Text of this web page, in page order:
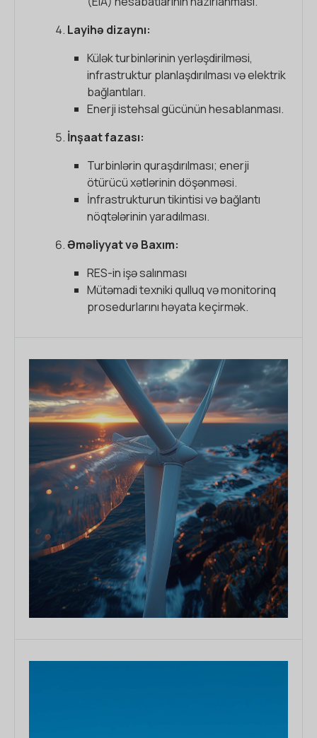
Layihə dizaynı:
Külək turbinlərinin yerləşdirilməsi,
infrastruktur planlaşdırılması və elektrik
bağlantıları.
Enerji istehsal gücünün hesablanması.
İnşaat fazası:
Turbinlərin quraşdırılması; enerji
ötürücü xətlərinin döşənməsi.
İnfrastrukturun tikintisi və bağlantı
nöqtələrinin yaradılması.
Əməliyyat və Baxım:
RES-in işə salınması
Mütəmadi texniki qulluq və monitorinq
prosedurlarını həyata keçirmək.